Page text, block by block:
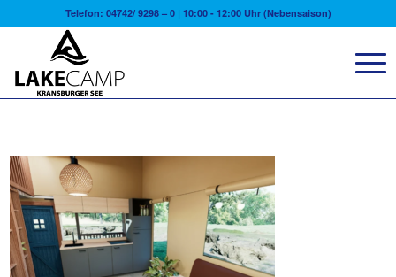
Telefon: 04742/ 9298 – 0 | 10:00 - 12:00 Uhr (Nebensaison)